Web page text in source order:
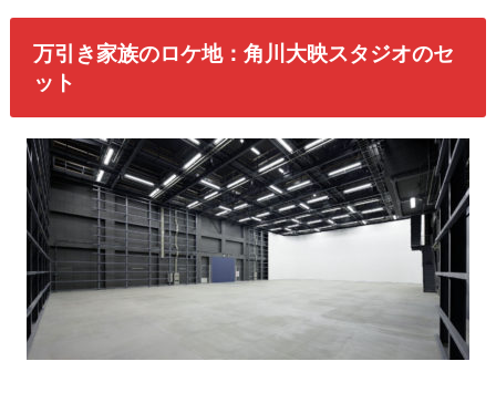
万引き家族のロケ地：角川大映スタジオのセ
ット